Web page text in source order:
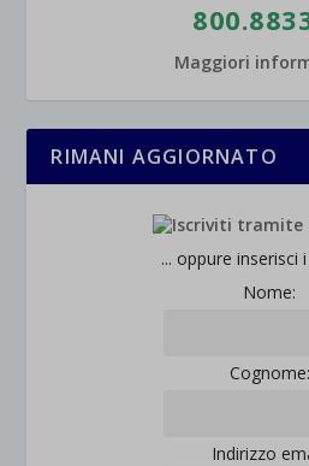
Maggiori
RIMANI AGGIORNATO
... oppure inserisci
Nome:
Cognome:
Indirizzo